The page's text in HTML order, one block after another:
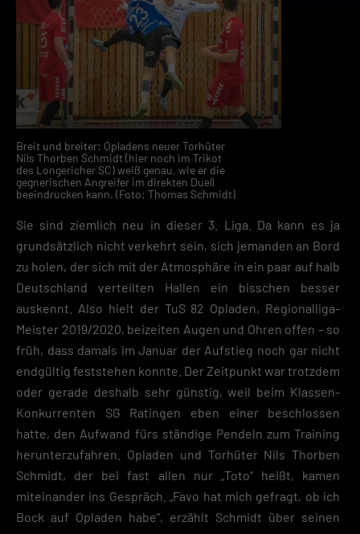
Breit und breiter: Opladens neuer Torhüter
Nils Thorben Schmidt (hier noch im Trikot
des Longericher SC) weiß genau, wie er die
gegnerischen Angreifer im direkten Duell
beeindrucken kann. (Foto: Thomas Schmidt)
Sie sind ziemlich neu in dieser 3. Liga. Da kann es ja
grundsätzlich nicht verkehrt sein, sich jemanden an Bord
zu holen, der sich mit der Atmosphäre in ein paar auf halb
Deutschland verteilten Hallen ein bisschen besser
auskennt. Also hielt der TuS 82 Opladen, Regionalliga-
Meister 2019/2020, beizeiten Augen und Ohren offen – so
früh, dass damals im Januar der Aufstieg noch gar nicht
endgültig feststehen konnte. Der Zeitpunkt war trotzdem
oder gerade deshalb sehr günstig, weil beim Klassen-
Konkurrenten SG Ratingen eben einer beschlossen
hatte, den Aufwand fürs ständige Pendeln zum Training
herunterzufahren. Opladen und Torhüter Nils Thorben
Schmidt, der bei fast allen nur „Toto“ heißt, kamen
miteinander ins Gespräch. „Favo hat mich gefragt, ob ich
Bock auf Opladen habe“, erzählt Schmidt über seinen